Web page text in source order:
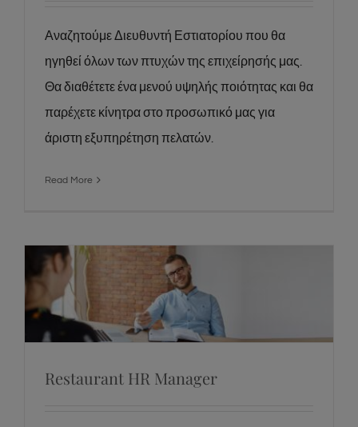
Αναζητούμε Διευθυντή Εστιατορίου που θα
ηγηθεί όλων των πτυχών της επιχείρησής μας.
Θα διαθέτετε ένα μενού υψηλής ποιότητας και θα
παρέχετε κίνητρα στο προσωπικό μας για
άριστη εξυπηρέτηση πελατών.
Read More
Restaurant HR Manager
Restaurant HR Manager